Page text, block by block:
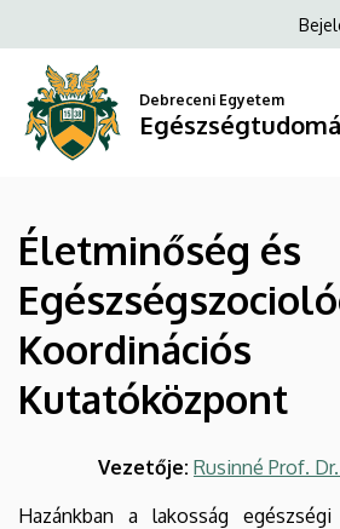
és
Koordinációs
Kutatóközpont
Kar
a
tartalomra
Debreceni Egyetem
Életminőség és
Koordinációs
Kutatóközpont
Vezetője: Rusinné Prof.
Hazánkban a lakosság